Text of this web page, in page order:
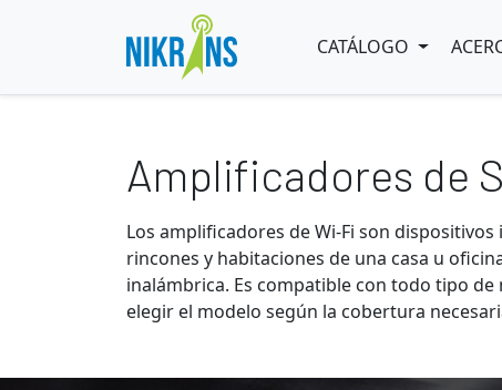
CATÁLOGO
Amplificadores de
Los amplificadores de Wi-Fi son
rincones y habitaciones de una casa u
inalámbrica. Es compatible con todo tipo
elegir el modelo según la cobertura